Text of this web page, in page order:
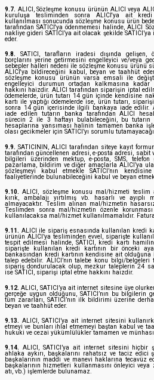
9.7. ALICI, Sözleşme konusu ürünün ALICI veya
kuruluşa tesliminden sonra ALICI'ya ait
kullanılması sonucunda sözleşme konusu ürün
tarafından SATICI'ya ödenmemesi halinde, ALICI
nakliye gideri SATICI’ya ait olacak şekilde
eder.
9.8. SATICI, tarafların iradesi dışında gelişen,
borçlarını yerine getirmesini engelleyici ve/veya
sebepler halleri nedeni ile sözleşme konusu ürünü
ALICI'ya bildireceğini kabul, beyan ve taahhüt
sözleşme konusu ürünün varsa emsali ile
engelleyici durumun ortadan kalkmasına kadar
hakkını haizdir. ALICI tarafından siparişin iptal
ödemelerde, ürün tutarı 14 gün içinde kendisine
kartı ile yaptığı ödemelerde ise, ürün tutarı,
sonra 14 gün içerisinde ilgili bankaya iade edilir.
iade edilen tutarın banka tarafından ALICI
sürecin 2 ile 3 haftayı bulabileceğini, bu tutarın
hesaplarına yansıması halinin tamamen banka
olası gecikmeler için SATICI’yı sorumlu
9.9. SATICININ, ALICI tarafından siteye kayıt
tarafından güncellenen adresi, e-posta adresi, sabit
bilgileri üzerinden mektup, e-posta, SMS,
pazarlama, bildirim ve diğer amaçlarla ALICI’ya
sözleşmeyi kabul etmekle SATICI’nın
faaliyetlerinde bulunabileceğini kabul ve beyan
9.10. ALICI, sözleşme konusu mal/hizmeti teslim
kırık, ambalajı yırtılmış vb. hasarlı ve
almayacaktır. Teslim alınan mal/hizmetin
Teslimden sonra mal/hizmetin özenle
kullanılacaksa mal/hizmet kullanılmamalıdır.
9.11. ALICI ile sipariş esnasında kullanılan kredi
ürünün ALICI’ya tesliminden evvel, siparişte
tespit edilmesi halinde, SATICI, kredi kartı
siparişte kullanılan kredi kartının bir önceki
bankasından kredi kartının kendisine ait olduğuna
talep edebilir. ALICI’nın talebe konu bilgi/
sipariş dondurulacak olup, mezkur taleplerin 24
ise SATICI, siparişi iptal etme hakkını haizdir.
9.12. ALICI, SATICI’ya ait internet sitesine üye
gerçeğe uygun olduğunu, SATICI’nın bu bilgilerin
tüm zararları, SATICI’nın ilk bildirimi üzerine
beyan ve taahhüt eder.
9.13. ALICI, SATICI’ya ait internet sitesini
etmeyi ve bunları ihlal etmemeyi baştan kabul ve
hukuki ve cezai yükümlülükler tamamen ve
9.14. ALICI, SATICI’ya ait internet sitesini hiçbir
ahlaka aykırı, başkalarını rahatsız ve taciz
başkalarının maddi ve manevi haklarına tecavüz
başkalarının hizmetleri kullanmasını önleyici
atı, vb.) işlemlerde bulunamaz.